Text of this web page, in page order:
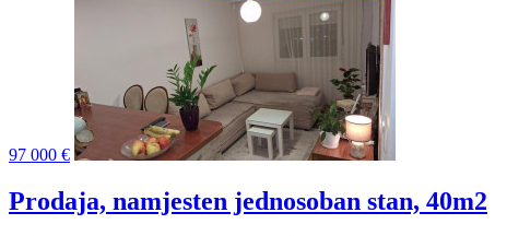
97 000 €
Prodaja, namjesten jednosoban stan, 40m2